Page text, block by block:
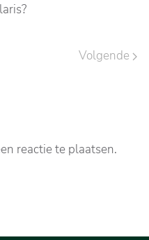
Volgende
reactie te plaatsen.